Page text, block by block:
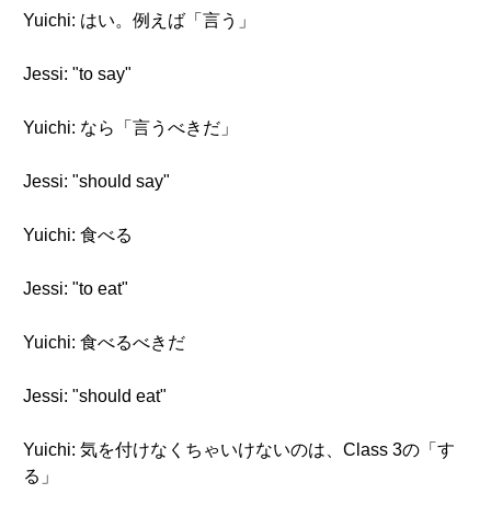
Yuichi: はい。例えば「言う」
Jessi: "to say"
Yuichi: なら「言うべきだ」
Jessi: "should say"
Yuichi: 食べる
Jessi: "to eat"
Yuichi: 食べるべきだ
Jessi: "should eat"
Yuichi: 気を付けなくちゃいけないのは、Class 3の「す
る」